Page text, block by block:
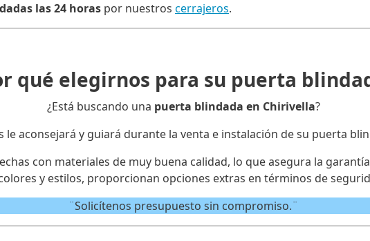
las 24 horas por nuestros cerrajeros.
qué elegirnos para su puerta
¿Está buscando una puerta blindada en Chirivella?
aconsejará y guiará durante la venta e instalación de su puerta
con materiales de muy buena calidad, lo que asegura la
y estilos, proporcionan opciones extras en términos de
¨Solicítenos presupuesto sin compromiso.¨